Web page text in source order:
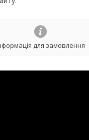
для замовлення